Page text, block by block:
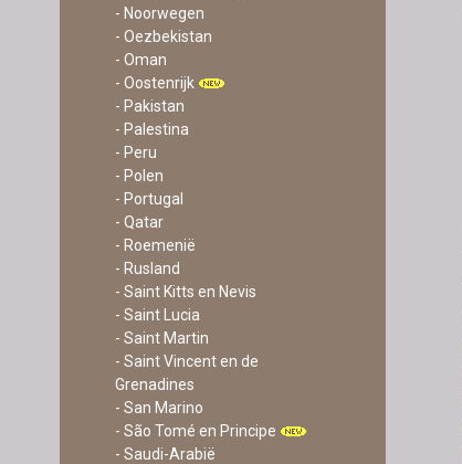
- Noorwegen
- Oezbekistan
- Oman
- Oostenrijk
- Pakistan
- Palestina
- Peru
- Polen
- Portugal
- Qatar
- Roemenië
- Rusland
- Saint Kitts en Nevis
- Saint Lucia
- Saint Martin
- Saint Vincent en de
Grenadines
- San Marino
- São Tomé en Principe
- Saudi-Arabië